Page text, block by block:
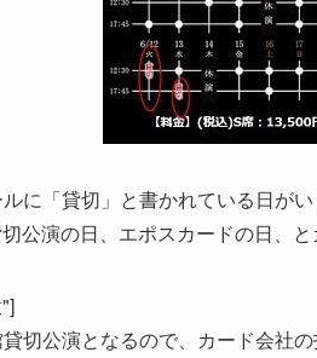
に「貸切」と書かれている日が
公演の日、エポスカードの日、
切公演となるので、カード会社